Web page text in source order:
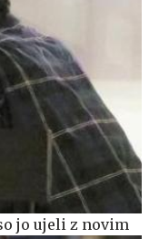
jo ujeli z novim